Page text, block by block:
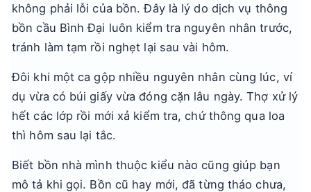
không phải lỗi của bồn. Đây là lý do dịch vụ thông
bồn cầu Bình Đại luôn kiểm tra nguyên nhân trước,
tránh làm tạm rồi nghẹt lại sau vài hôm.
Đôi khi một ca gộp nhiều nguyên nhân cùng lúc, ví
dụ vừa có búi giấy vừa đóng cặn lâu ngày. Thợ xử lý
hết các lớp rồi mới xả kiểm tra, chứ thông qua loa
thì hôm sau lại tắc.
Biết bồn nhà mình thuộc kiểu nào cũng giúp bạn
mô tả khi gọi. Bồn cũ hay mới, đã từng tháo chưa,